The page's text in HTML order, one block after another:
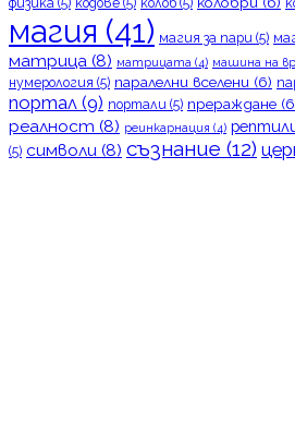
магия (41) магия за пари (5)
матрица (8) матрицата (4) машина на
нумерология (5) паралелни вселени (6)
портал (9) портали (5) прераждане
реалност (8) реинкарнация (4)
(5) символи (8) съзнание (12)